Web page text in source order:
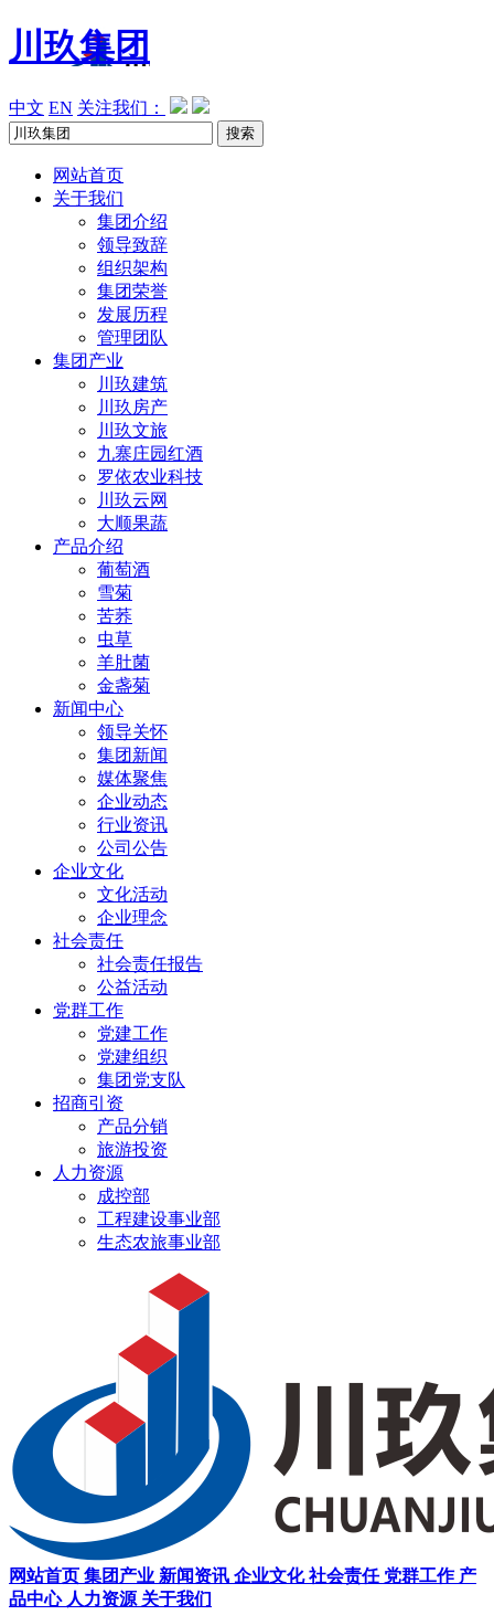
川玖集团
中文 EN 关注我们：
网站首页
关于我们
集团介绍
领导致辞
组织架构
集团荣誉
发展历程
管理团队
集团产业
川玖建筑
川玖房产
川玖文旅
九寨庄园红酒
罗依农业科技
川玖云网
大顺果蔬
产品介绍
葡萄酒
雪菊
苦荞
虫草
羊肚菌
金盏菊
新闻中心
领导关怀
集团新闻
媒体聚焦
企业动态
行业资讯
公司公告
企业文化
文化活动
企业理念
社会责任
社会责任报告
公益活动
党群工作
党建工作
党建组织
集团党支队
招商引资
产品分销
旅游投资
人力资源
成控部
工程建设事业部
生态农旅事业部
网站首页 集团产业 新闻资讯 企业文化 社会责任 党群工作 产
品中心 人力资源 关于我们